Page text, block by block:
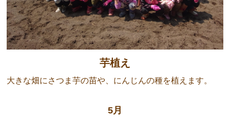
芋植え
大きな畑にさつま芋の苗や、にんじんの種を植えます。
5月